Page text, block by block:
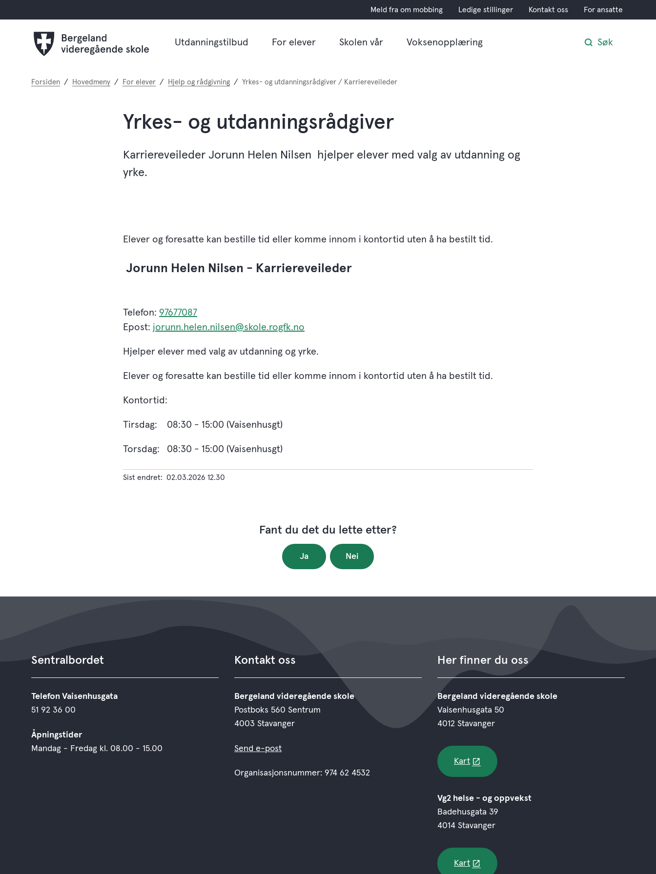
Meld fra om mobbing Ledige stillinger Kontakt oss For ansatte
Utdanningstilbud For elever Skolen vår Voksenopplæring Søk
Du
Forsiden Hovedmeny For elever Hjelp og rådgivning Yrkes- og utdanningsrådgiver / Karriereveileder
Yrkes- og utdanningsrådgiver
Karriereveileder Jorunn Helen Nilsen hjelper elever med valg av utdanning og
yrke.
Elever og foresatte kan bestille tid eller komme innom i kontortid uten å ha bestilt tid.
Jorunn Helen Nilsen - Karriereveileder
Telefon: 97677087
Epost: jorunn.helen.nilsen@skole.rogfk.no
Hjelper elever med valg av utdanning og yrke.
Elever og foresatte kan bestille tid eller komme innom i kontortid uten å ha bestilt tid.
Kontortid:
Tirsdag: 08:30 - 15:00 (Vaisenhusgt)
Torsdag: 08:30 - 15:00 (Vaisenhusgt)
Sist endret 02.03.2026 12.30
Fant du det du lette etter?
Ja Nei
Sentralbordet
Telefon Vaisenhusgata
51 92 36 00
Åpningstider
Mandag - Fredag kl. 08.00 - 15.00
Kontakt oss
Bergeland videregående skole
Postboks 560 Sentrum
4003 Stavanger
Send e-post
Organisasjonsnummer: 974 62 4532
Her finner du oss
Bergeland videregående skole
Vaisenhusgata 50
4012 Stavanger
Kart
Vg2 helse - og oppvekst
Badehusgata 39
4014 Stavanger
Kart